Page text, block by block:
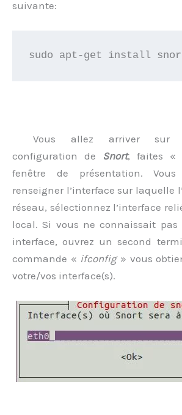
suivante:
sudo apt-get install
Vous allez arriver sur
configuration de
Snort, faites «
fenêtre de présentation.
renseigner l’interface sur laquelle
réseau, sélectionnez l’interface
local. Si vous ne connaissait
interface, ouvrez un second
commande « ifconfig» vous
votre/vos interface(s).